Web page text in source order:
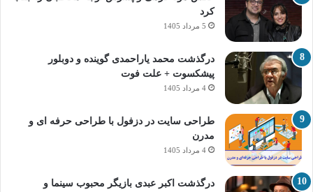
کرد
5 مرداد 1405
درگذشت محمد یاراحمدی گوینده و دوبلور
پیشکسوت + علت فوت
4 مرداد 1405
طراحی سایت در دزفول با طراحی حرفه‌ ای و
مدرن
4 مرداد 1405
درگذشت اکبر عبدی بازیگر محبوب سینما و